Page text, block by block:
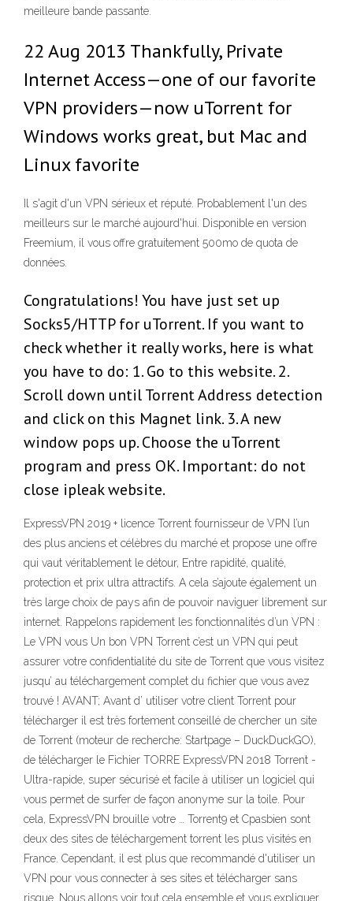
meilleure bande passante.
22 Aug 2013 Thankfully, Private
Internet Access—one of our favorite
VPN providers—now uTorrent for
Windows works great, but Mac and
Linux favorite
Il s'agit d'un VPN sérieux et réputé. Probablement l'un des
meilleurs sur le marché aujourd'hui. Disponible en version
Freemium, il vous offre gratuitement 500mo de quota de
données.
Congratulations! You have just set up
Socks5/HTTP for uTorrent. If you want to
check whether it really works, here is what
you have to do: 1. Go to this website. 2.
Scroll down until Torrent Address detection
and click on this Magnet link. 3. A new
window pops up. Choose the uTorrent
program and press OK. Important: do not
close ipleak website.
ExpressVPN 2019 + licence Torrent fournisseur de VPN l’un
des plus anciens et célèbres du marché et propose une offre
qui vaut véritablement le détour, Entre rapidité, qualité,
protection et prix ultra attractifs. A cela s’ajoute également un
très large choix de pays afin de pouvoir naviguer librement sur
internet. Rappelons rapidement les fonctionnalités d’un VPN :
Le VPN vous Un bon VPN Torrent c’est un VPN qui peut
assurer votre confidentialité du site de Torrent que vous visitez
jusqu’ au téléchargement complet du fichier que vous avez
trouvé ! AVANT; Avant d’ utiliser votre client Torrent pour
télécharger il est très fortement conseillé de chercher un site
de Torrent (moteur de recherche: Startpage – DuckDuckGO),
de télécharger le Fichier TORRE ExpressVPN 2018 Torrent -
Ultra-rapide, super sécurisé et facile à utiliser un logiciel qui
vous permet de surfer de façon anonyme sur la toile. Pour
cela, ExpressVPN brouille votre … Torrent9 et Cpasbien sont
deux des sites de téléchargement torrent les plus visités en
France. Cependant, il est plus que recommandé d'utiliser un
VPN pour vous connecter à ses sites et télécharger sans
risque. Nous allons voir tout cela ensemble et vous expliquer